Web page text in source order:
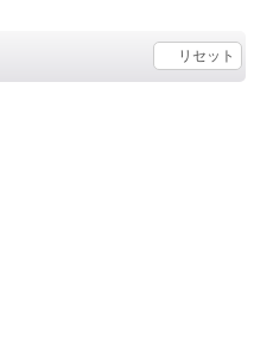
リセット